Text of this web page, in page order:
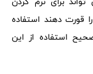
قورت دهند استفاده
استفاده از این